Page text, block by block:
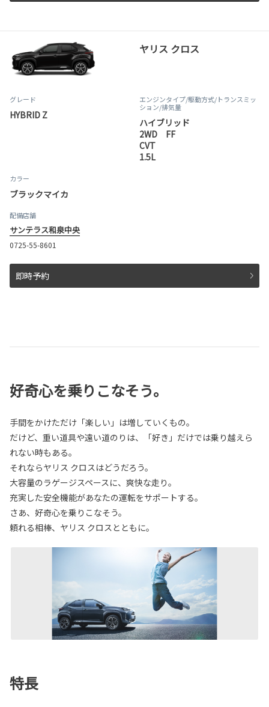
ヤリス クロス
グレード
HYBRID Z
エンジンタイプ/駆動方式/トランスミッ
ション/排気量
ハイブリッド
2WD FF
CVT
1.5L
カラー
ブラックマイカ
配備店舗
サンテラス和泉中央
0725-55-8601
即時予約
好奇心を乗りこなそう。
手間をかけただけ「楽しい」は増していくもの。
だけど、重い道具や遠い道のりは、「好き」だけでは乗り越えら
れない時もある。
それならヤリス クロスはどうだろう。
大容量のラゲージスペースに、爽快な走り。
充実した安全機能があなたの運転をサポートする。
さあ、好奇心を乗りこなそう。
頼れる相棒、ヤリス クロスとともに。
特長